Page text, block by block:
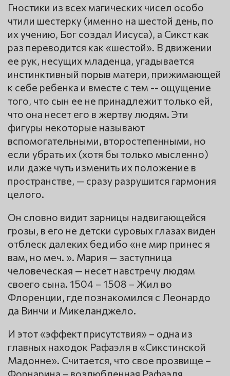
Гностики из всех магических чисел особо
чтили шестерку (именно на шестой день, по
их учению, Бог создал Иисуса), а Сикст как
раз переводится как «шестой». В движении
ее рук, несущих младенца, угадывается
инстинктивный порыв матери, прижимающей
к себе ребенка и вместе с тем -- ощущение
того, что сын ее не принадлежит только ей,
что она несет его в жертву людям. Эти
фигуры некоторые называют
вспомогательными, второстепенными, но
если убрать их (хотя бы только мысленно)
или даже чуть изменить их положение в
пространстве, — сразу разрушится гармония
целого.
Он словно видит зарницы надвигающейся
грозы, в его не детски суровых глазах виден
отблеск далеких бед ибо «не мир принес я
вам, но меч. ». Мария — заступница
человеческая — несет навстречу людям
своего сына. 1504 – 1508 – Жил во
Флоренции, где познакомился с Леонардо
да Винчи и Микеланджело.
И этот «эффект присутствия» – одна из
главных находок Рафаэля в «Сикстинской
Мадонне». Считается, что свое прозвище –